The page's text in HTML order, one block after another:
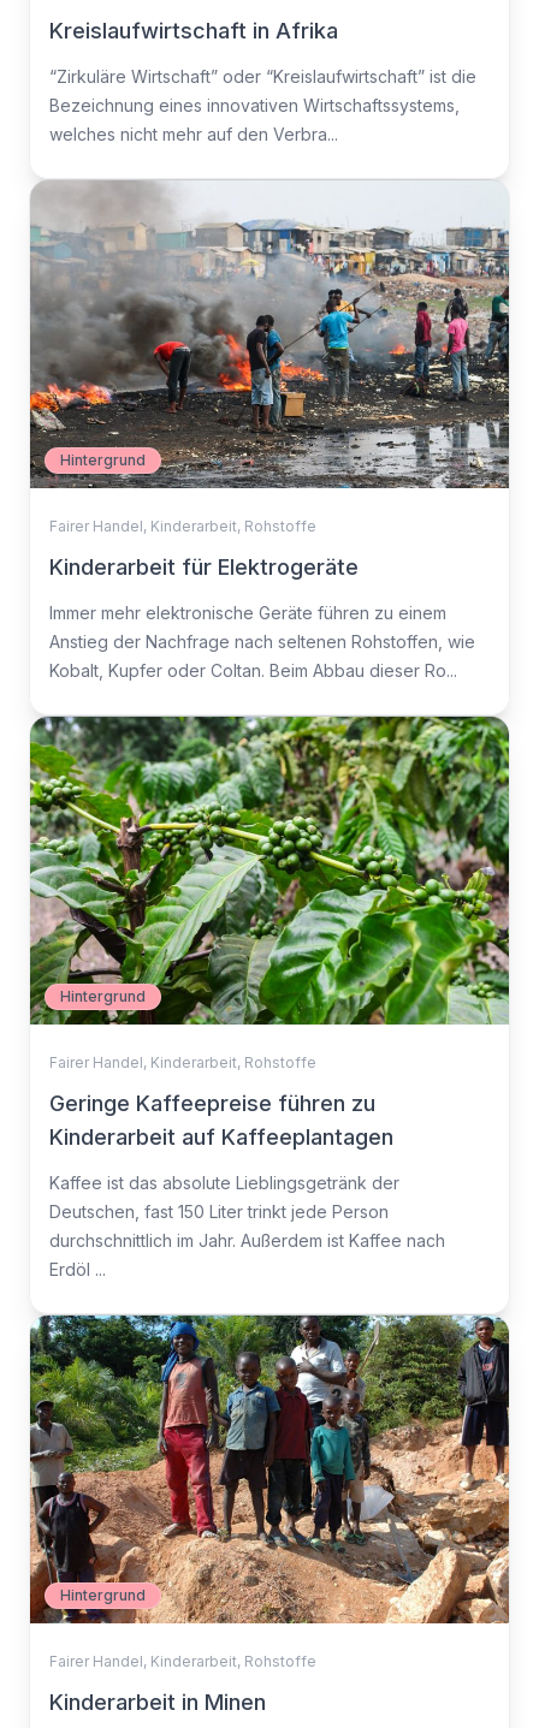
Kreislaufwirtschaft in Afrika
“Zirkuläre Wirtschaft” oder “Kreislaufwirtschaft” ist die
Bezeichnung eines innovativen Wirtschaftssystems,
welches nicht mehr auf den Verbra...
Hintergrund
Fairer Handel, Kinderarbeit, Rohstoffe
Kinderarbeit für Elektrogeräte
Immer mehr elektronische Geräte führen zu einem
Anstieg der Nachfrage nach seltenen Rohstoffen, wie
Kobalt, Kupfer oder Coltan. Beim Abbau dieser Ro...
Hintergrund
Fairer Handel, Kinderarbeit, Rohstoffe
Geringe Kaffeepreise führen zu
Kinderarbeit auf Kaffeeplantagen
Kaffee ist das absolute Lieblingsgetränk der
Deutschen, fast 150 Liter trinkt jede Person
durchschnittlich im Jahr. Außerdem ist Kaffee nach
Erdöl ...
Hintergrund
Fairer Handel, Kinderarbeit, Rohstoffe
Kinderarbeit in Minen